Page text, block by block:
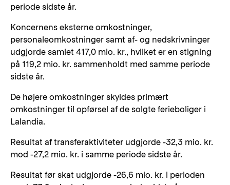
periode sidste år.
Koncernens eksterne omkostninger,
personaleomkostninger samt af- og nedskrivninger
udgjorde samlet 417,0 mio. kr., hvilket er en stigning
på 119,2 mio. kr. sammenholdt med samme periode
sidste år.
De højere omkostninger skyldes primært
omkostninger til opførsel af de solgte ferieboliger i
Lalandia.
Resultat af transferaktiviteter udgjorde -32,3 mio. kr.
mod -27,2 mio. kr. i samme periode sidste år.
Resultat før skat udgjorde -26,6 mio. kr. i perioden